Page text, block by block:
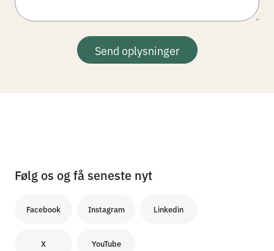
Send oplysninger
Følg os og få seneste nyt
Facebook Instagram Linkedin
X YouTube